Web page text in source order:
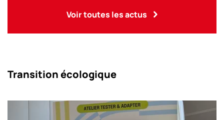
Voir toutes les actus
Transition écologique